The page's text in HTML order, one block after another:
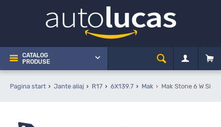
CATALOG
PRODUSE
Pagina start Jante aliaj R17 6X139.7 Mak Mak Stone 6 W